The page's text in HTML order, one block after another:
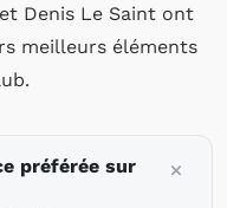
Denis Le Saint ont
meilleurs éléments
préférée sur